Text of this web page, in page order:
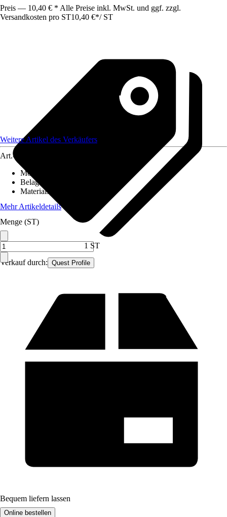
Preis — 10,40 € * Alle Preise inkl. MwSt. und ggf. zzgl.
Versandkosten pro ST10,40 €*/ ST
Verkauf durch: Quest Profile
Weitere Artikel des Verkäufers
Art.-Nr.
Montageart
Belagstärke
Materialspezifizierung
Mehr Artikeldetails
Menge (ST)
1 ST
Bequem liefern lassen
Online bestellen